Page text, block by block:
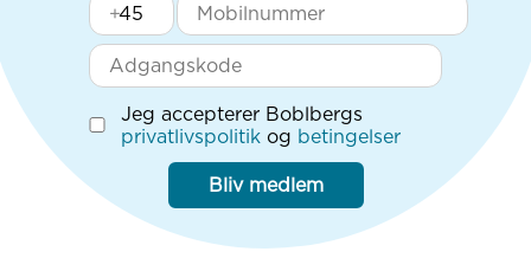
+
Jeg accepterer Boblbergs
privatlivspolitik og betingelser
Bliv medlem